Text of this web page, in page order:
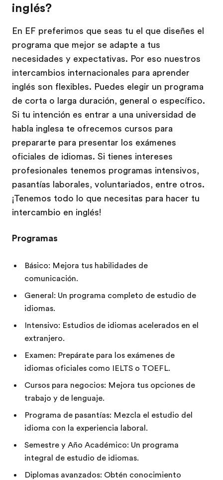
inglés?
En EF preferimos que seas tu el que diseñes el
programa que mejor se adapte a tus
necesidades y expectativas. Por eso nuestros
intercambios internacionales para aprender
inglés son flexibles. Puedes elegir un programa
de corta o larga duración, general o específico.
Si tu intención es entrar a una universidad de
habla inglesa te ofrecemos cursos para
prepararte para presentar los exámenes
oficiales de idiomas. Si tienes intereses
profesionales tenemos programas intensivos,
pasantías laborales, voluntariados, entre otros.
¡Tenemos todo lo que necesitas para hacer tu
intercambio en inglés!
Programas
Básico: Mejora tus habilidades de
comunicación.
General: Un programa completo de estudio de
idiomas.
Intensivo: Estudios de idiomas acelerados en el
extranjero.
Examen: Prepárate para los exámenes de
idiomas oficiales como IELTS o TOEFL.
Cursos para negocios: Mejora tus opciones de
trabajo y de lenguaje.
Programa de pasantías: Mezcla el estudio del
idioma con la experiencia laboral.
Semestre y Año Académico: Un programa
integral de estudio de idiomas.
Diplomas avanzados: Obtén conocimiento